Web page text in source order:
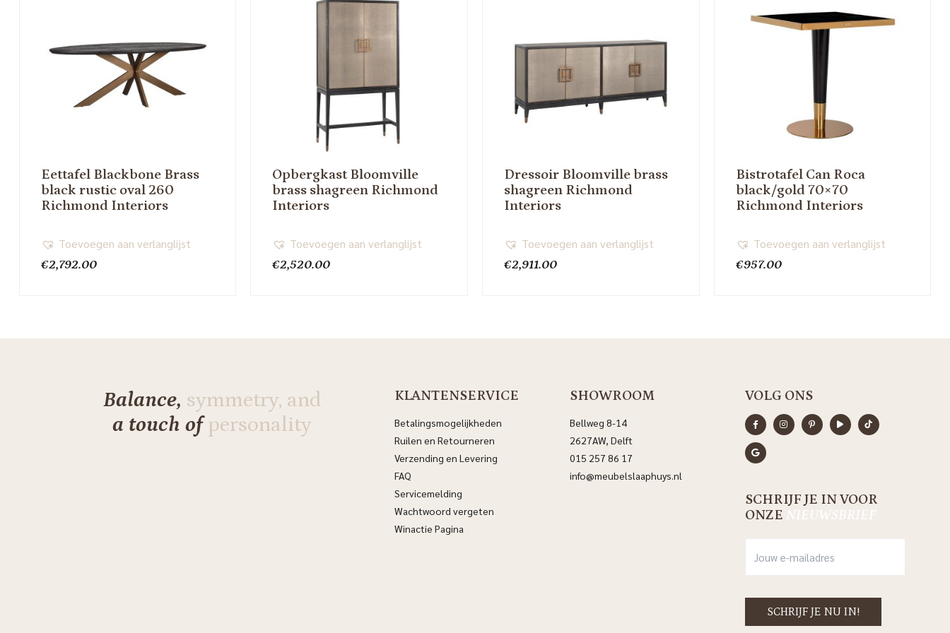
Eettafel Blackbone Brass
black rustic oval 260
Richmond Interiors
€2,792.00
Toevoegen aan verlanglijst
Opbergkast Bloomville
brass shagreen Richmond
Interiors
€2,520.00
Toevoegen aan verlanglijst
Dressoir Bloomville brass
shagreen Richmond
Interiors
€2,911.00
Toevoegen aan verlanglijst
Bistrotafel Can Roca
black/gold 70×70
Richmond Interiors
€957.00
Toevoegen aan verlanglijst
Balance, symmetry, and
a touch ofpersonality
KLANTENSERVICE
Betalingsmogelijkheden
Ruilen en Retourneren
Verzending en Levering
FAQ
Servicemelding
Wachtwoord vergeten
Winactie Pagina
SHOWROOM
Bellweg 8-14
2627AW, Delft
015 257 86 17
info@meubelslaaphuys.nl
VOLG ONS
SCHRIJF JE IN VOOR
ONZE NIEUWSBRIEF